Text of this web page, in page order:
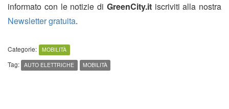
informato con le notizie di GreenCity.itiscriviti alla nostra
Newsletter gratuita.
Categorie: MOBILITÀ
Tag: AUTO ELETTRICHE MOBILITÀ